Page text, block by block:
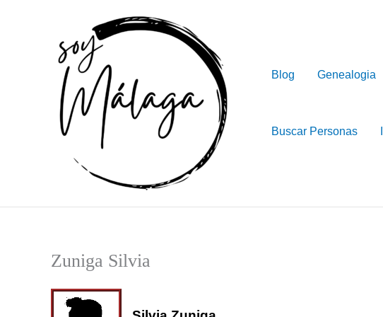
Blog Genealogia
Buscar Personas
Zuniga Silvia